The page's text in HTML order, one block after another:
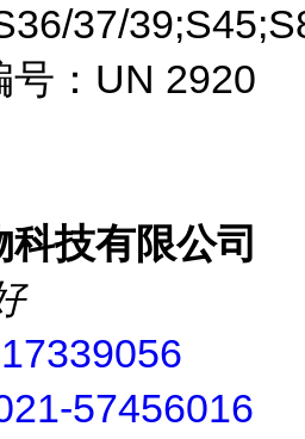
37/
号：UN 2920
技有限公司
57456016